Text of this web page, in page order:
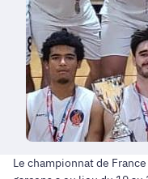
Le championnat de